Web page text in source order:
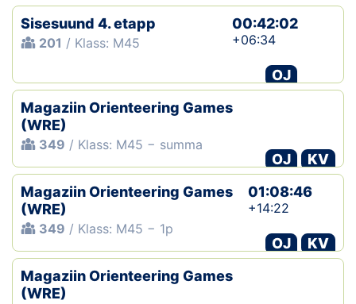
Sisesuund 4. etapp
201 / Klass: M45
00:42:02
+06:34
OJ
Magaziin Orienteering Games
(WRE)
349 / Klass: M45 − summa
OJ
KV
Magaziin Orienteering Games
(WRE)
349 / Klass: M45 − 1p
01:08:46
+14:22
OJ
KV
Magaziin Orienteering Games
(WRE)